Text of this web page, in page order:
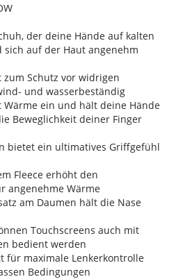
der deine Hände auf kalten
auf der Haut angenehm
Schutz vor widrigen
und wasserbeständig
ein und hält deine Hände
Beweglichkeit deiner Finger
bietet ein ultimatives Griffgefühl
Fleece erhöht den
angenehme Wärme
am Daumen hält die Nase
Touchscreens auch mit
bedient werden
für maximale Lenkerkontrolle
Bedingungen